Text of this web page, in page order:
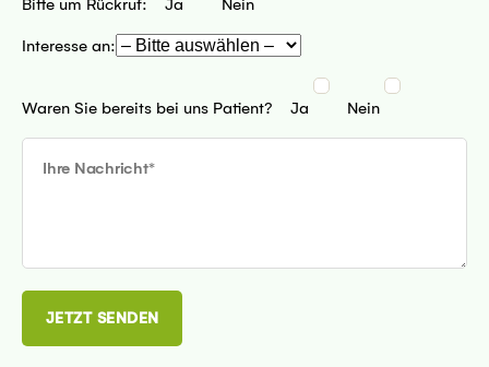
Bitte um Rückruf: Ja Nein
Interesse an:
Waren Sie bereits bei uns Patient? Ja Nein
45127 Essen